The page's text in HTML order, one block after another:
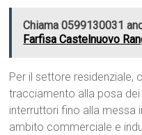
Chiama 0599130031
Farfisa Castelnuovo
Per il settore residenziale,
tracciamento alla posa dei
interruttori fino alla messa
ambito commerciale e